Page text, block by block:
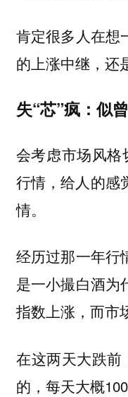
肯定很多人在想
的上涨中继，还
失“芯”疯：似
会考虑市场风格
行情，给人的感
情。
经历过那一年行
是一小撮白酒为
指数上涨，而市
在这两天大跌
的，每天大概